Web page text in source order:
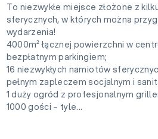
To niezwykłe miejsce złożone z
sferycznych, w których można
wydarzenia!
4000m² łącznej powierzchni w
bezpłatnym parkingiem;
16 niezwykłych namiotów
pełnym zapleczem socjalnym i
1 duży ogród z profesjonalnym
1000 gości – tyle...